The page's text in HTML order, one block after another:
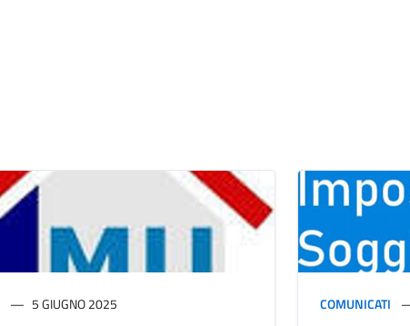
5 GIUGNO 2025 COMUNICATI